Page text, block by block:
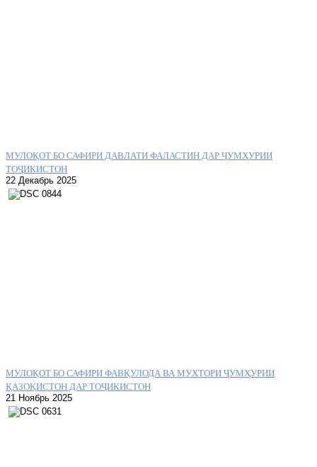
МУЛОҚОТ БО САФИРИ ДАВЛАТИ ФАЛАСТИН ДАР ҶУМҲУРИИ
ТОҶИКИСТОН
22 Декабрь 2025
МУЛОҚОТ БО САФИРИ ФАВҚУЛОДА ВА МУХТОРИ ҶУМҲУРИИ
ҚАЗОҚИСТОН ДАР ТОҶИКИСТОН
21 Ноябрь 2025